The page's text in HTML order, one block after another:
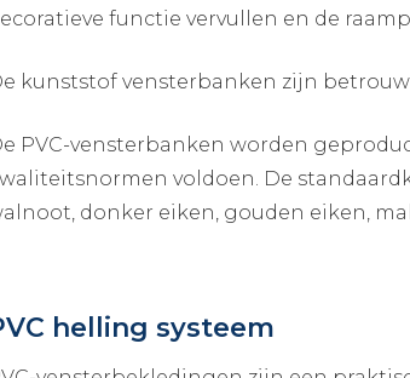
functie vervullen en de
kunststof vensterbanken zijn
PVC-vensterbanken worden
voldoen. De
donker eiken, gouden eiken,
helling systeem